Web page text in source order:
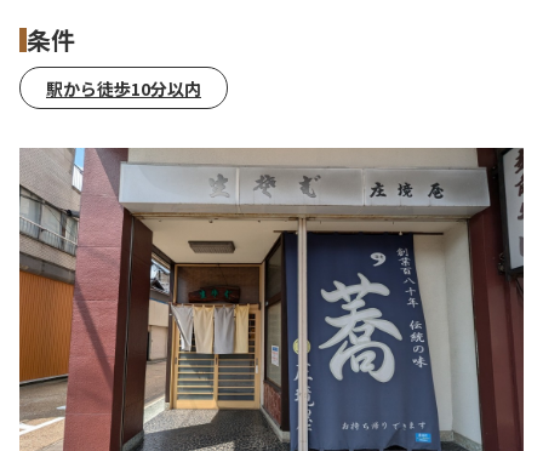
条件
駅から徒歩10分以内